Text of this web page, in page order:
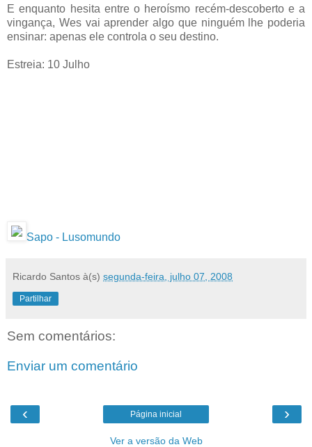
E enquanto hesita entre o heroísmo recém-descoberto e a
vingança, Wes vai aprender algo que ninguém lhe poderia
ensinar: apenas ele controla o seu destino.
Estreia: 10 Julho
Sapo - Lusomundo
Ricardo Santos à(s) segunda-feira, julho 07, 2008
Partilhar
Sem comentários:
Enviar um comentário
‹ ›
Página inicial
Ver a versão da Web